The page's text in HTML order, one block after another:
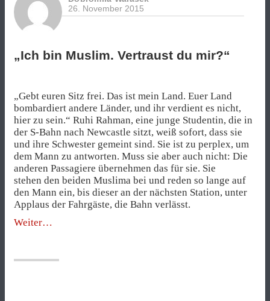
26. November 2015
„Ich bin Muslim. Vertraust du mir?“
„Gebt euren Sitz frei. Das ist mein Land. Euer Land
bombardiert andere Länder, und ihr verdient es nicht,
hier zu sein.“ Ruhi Rahman, eine junge Studentin, die in
der S-Bahn nach Newcastle sitzt, weiß sofort, dass sie
und ihre Schwester gemeint sind. Sie ist zu perplex, um
dem Mann zu antworten. Muss sie aber auch nicht: Die
anderen Passagiere übernehmen das für sie. Sie
stehen den beiden Muslima bei und reden so lange auf
den Mann ein, bis dieser an der nächsten Station, unter
Applaus der Fahrgäste, die Bahn verlässt.
Weiter„„Ich
Vertraust